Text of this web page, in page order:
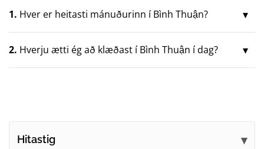
1. Hver er heitasti mánuðurinn í Bình Thuận?
2. Hverju ætti ég að klæðast í Bình Thuận í dag?
Hitastig